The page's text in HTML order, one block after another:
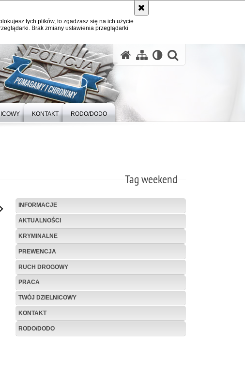
tych plików, to zgadzasz się na ich użycie
Brak zmiany ustawienia przeglądarki
KONTAKT RODO/DODO
Tag weekend
INFORMACJE
AKTUALNOŚCI
KRYMINALNE
PREWENCJA
RUCH DROGOWY
PRACA
TWÓJ DZIELNICOWY
KONTAKT
RODO/DODO